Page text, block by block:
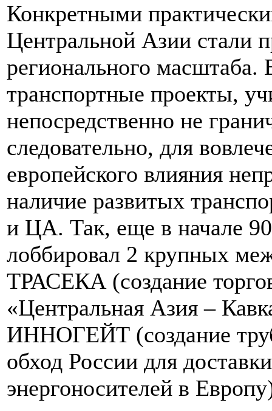
Конкретными
Центральной Азии стали
регионального
транспортные проекты,
непосредственно не
следовательно, для
европейского влияния
наличие развитых
и ЦА. Так, еще в начале
лоббировал 2 крупных
ТРАСЕКА (создание
«Центральная Азия –
ИННОГЕЙТ (создание
обход России для
энергоносителей в